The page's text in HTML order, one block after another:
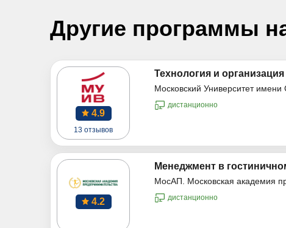
Другие программы
4.9
13 отзывов
Технология и
Московский Университет
дистанционно
4.2
Менеджмент в
МосАП. Московская академия
дистанционно